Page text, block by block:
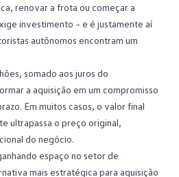
renovar a frota ou começar a
investimento – e é justamente aí
autônomos encontram um
somado aos juros do
a aquisição em um compromisso
Em muitos casos, o valor final
ultrapassa o preço original,
do negócio.
espaço no setor de
mais estratégica para aquisição